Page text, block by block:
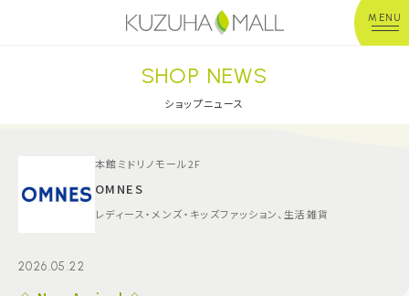
MENU
年中無休平 日：10:00~20:00
※店舗により異なる
ショップガイド
グルメ＆フード
SHOP NEWS
ショップニュース
本館ミドリノモール2F
OMNES
レディース・メンズ・キッズファッション、生活雑貨
2026.05.22